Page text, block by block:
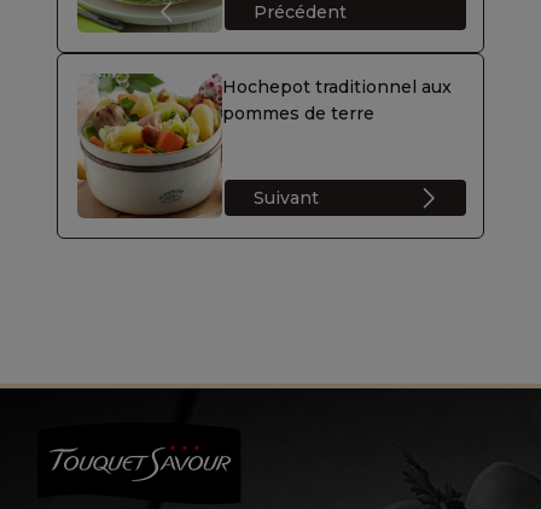
Précédent
Hochepot traditionnel aux
pommes de terre
Suivant